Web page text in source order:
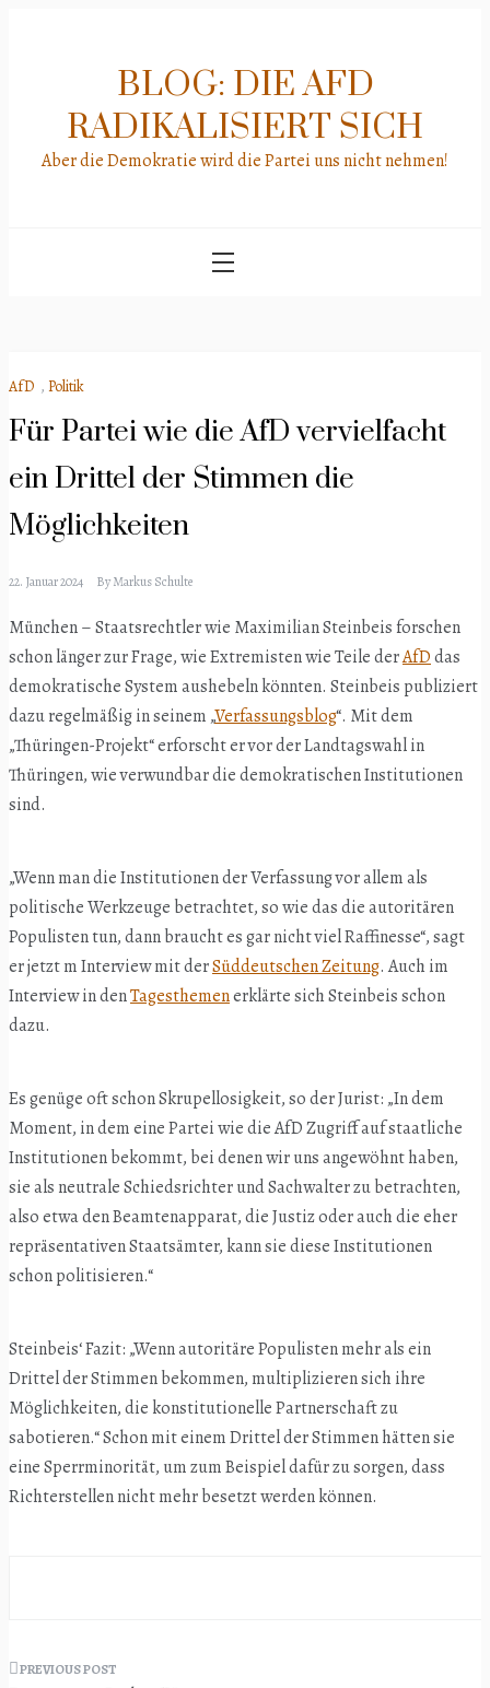
BLOG: DIE AFD
RADIKALISIERT SICH
Aber die Demokratie wird die Partei uns nicht nehmen!
AfD , Politik
Für Partei wie die AfD vervielfacht
ein Drittel der Stimmen die
Möglichkeiten
22. Januar 2024 ByMarkus Schulte
München – Staatsrechtler wie Maximilian Steinbeis forschen
schon länger zur Frage, wie Extremisten wie Teile derAfDdas
demokratische System aushebeln könnten. Steinbeis publiziert
dazu regelmäßig in seinem „Verfassungsblog“. Mit dem
„Thüringen-Projekt“ erforscht er vor der Landtagswahl in
Thüringen, wie verwundbar die demokratischen Institutionen
sind.
„Wenn man die Institutionen der Verfassung vor allem als
politische Werkzeuge betrachtet, so wie das die autoritären
Populisten tun, dann braucht es gar nicht viel Raffinesse“, sagt
er jetzt m Interview mit derSüddeutschen Zeitung. Auch im
Interview in denTagesthemenerklärte sich Steinbeis schon
dazu.
Es genüge oft schon Skrupellosigkeit, so der Jurist: „In dem
Moment, in dem eine Partei wie die AfD Zugriff auf staatliche
Institutionen bekommt, bei denen wir uns angewöhnt haben,
sie als neutrale Schiedsrichter und Sachwalter zu betrachten,
also etwa den Beamtenapparat, die Justiz oder auch die eher
repräsentativen Staatsämter, kann sie diese Institutionen
schon politisieren.“
Steinbeis‘ Fazit: „Wenn autoritäre Populisten mehr als ein
Drittel der Stimmen bekommen, multiplizieren sich ihre
Möglichkeiten, die konstitutionelle Partnerschaft zu
sabotieren.“ Schon mit einem Drittel der Stimmen hätten sie
eine Sperrminorität, um zum Beispiel dafür zu sorgen, dass
Richterstellen nicht mehr besetzt werden können.
Beitragsnavigation